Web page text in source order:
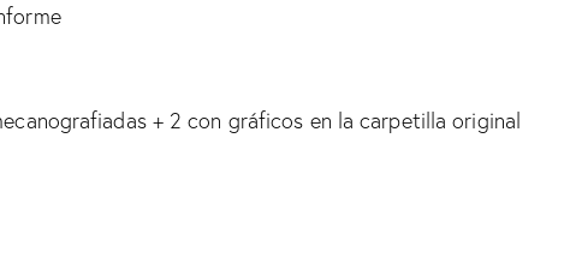
+ 2 con gráficos en la carpetilla original